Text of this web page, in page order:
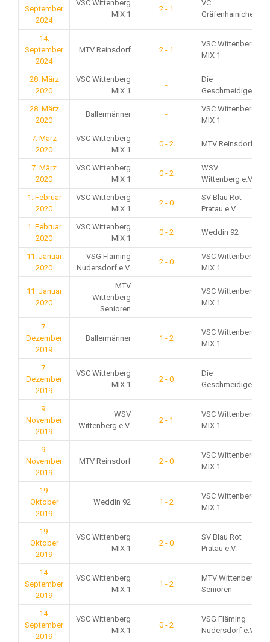
September
2024
VSC Wittenberg
MIX 1
2 - 1
VC
Gräfenhainichen
14.
September
2024
MTV Reinsdorf 2 - 1
VSC Wittenberg
MIX 1
28. März
2020
VSC Wittenberg
MIX 1
-
Die
Geschmeidigen
28. März
2020
Ballermänner -
VSC Wittenberg
MIX 1
7. März
2020
VSC Wittenberg
MIX 1
0 - 2 MTV Reinsdorf
7. März
2020
VSC Wittenberg
MIX 1
0 - 2
WSV
Wittenberg e.V.
1. Februar
2020
VSC Wittenberg
MIX 1
2 - 0
SV Blau Rot
Pratau e.V.
1. Februar
2020
VSC Wittenberg
MIX 1
0 - 2 Weddin 92
11. Januar
2020
VSG Fläming
Nudersdorf e.V.
2 - 0
VSC Wittenberg
MIX 1
11. Januar
2020
MTV
Wittenberg
Senioren
-
VSC Wittenberg
MIX 1
7.
Dezember
2019
Ballermänner 1 - 2
VSC Wittenberg
MIX 1
7.
Dezember
2019
VSC Wittenberg
MIX 1
2 - 0
Die
Geschmeidigen
9.
November
2019
WSV
Wittenberg e.V.
2 - 1
VSC Wittenberg
MIX 1
9.
November
2019
MTV Reinsdorf 2 - 0
VSC Wittenberg
MIX 1
19.
Oktober
2019
Weddin 92 1 - 2
VSC Wittenberg
MIX 1
19.
Oktober
2019
VSC Wittenberg
MIX 1
2 - 0
SV Blau Rot
Pratau e.V.
14.
September
2019
VSC Wittenberg
MIX 1
1 - 2
MTV Wittenberg
Senioren
14.
September
2019
VSC Wittenberg
MIX 1
0 - 2
VSG Fläming
Nudersdorf e.V.